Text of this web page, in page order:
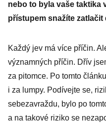
nebo to byla vaše taktika
přístupem snažíte za­tlačit
Každý jev má více příčin.
významných příčin. Dřív
za pitomce. Po tomto
i za lumpy. Podívejte se,
sebezavraždu, bylo po
a na takové riziko se